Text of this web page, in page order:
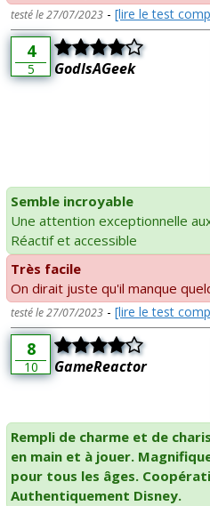
testé le 27/07/2023 - [lire le test
4
5 GodIsAGeek
Semble incroyable
Une attention exceptionnelle
Réactif et accessible
Très facile
On dirait juste qu'il manque
testé le 27/07/2023 - [lire le test
8
10 GameReactor
Rempli de charme et de
en main et à jouer.
pour tous les âges.
Authentiquement Disney.